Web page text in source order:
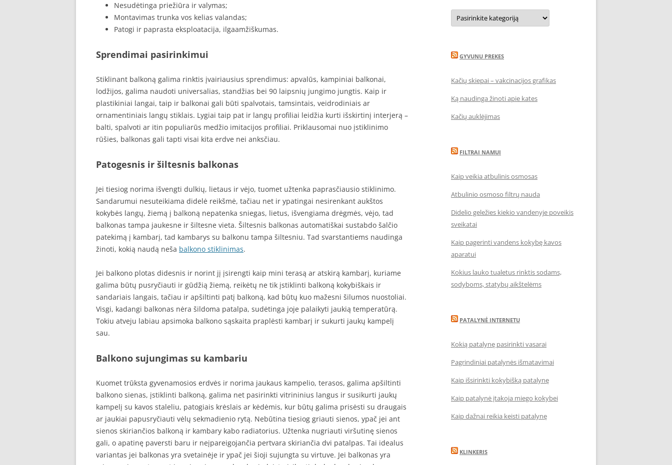
Nesudėtinga priežiūra ir valymas;
Montavimas trunka vos kelias valandas;
Patogi ir paprasta eksploatacija, ilgaamžiškumas.
Sprendimai pasirinkimui
Stiklinant balkoną galima rinktis įvairiausius sprendimus: apvalūs, kampiniai balkonai,
lodžijos, galima naudoti universalias, standžias bei 90 laipsnių jungimo jungtis. Kaip ir
plastikiniai langai, taip ir balkonai gali būti spalvotais, tamsintais, veidrodiniais ar
ornamentiniais langų stiklais. Lygiai taip pat ir langų profiliai leidžia kurti išskirtinį interjerą –
balti, spalvoti ar itin populiarūs medžio imitacijos profiliai. Priklausomai nuo įstiklinimo
rūšies, balkonas gali tapti visai kita erdve nei anksčiau.
Patogesnis ir šiltesnis balkonas
Jei tiesiog norima išvengti dulkių, lietaus ir vėjo, tuomet užtenka paprasčiausio stiklinimo.
Sandarumui nesuteikiama didelė reikšmė, tačiau net ir ypatingai nesirenkant aukštos
kokybės langų, žiemą į balkoną nepatenka sniegas, lietus, išvengiama drėgmės, vėjo, tad
balkonas tampa jaukesne ir šiltesne vieta. Šiltesnis balkonas automatiškai sustabdo šalčio
patekimą į kambarį, tad kambarys su balkonu tampa šiltesniu. Tad svarstantiems naudinga
žinoti, kokią naudą neša balkono stiklinimas.
Jei balkono plotas didesnis ir norint jį įsirengti kaip mini terasą ar atskirą kambarį, kuriame
galima būtų pusryčiauti ir gūdžią žiemą, reikėtų ne tik įstiklinti balkoną kokybiškais ir
sandariais langais, tačiau ir apšiltinti patį balkoną, kad būtų kuo mažesni šilumos nuostoliai.
Visgi, kadangi balkonas nėra šildoma patalpa, sudėtinga joje palaikyti jaukią temperatūrą.
Tokiu atveju labiau apsimoka balkono sąskaita praplėsti kambarį ir sukurti jaukų kampelį
sau.
Balkono sujungimas su kambariu
Kuomet trūksta gyvenamosios erdvės ir norima jaukaus kampelio, terasos, galima apšiltinti
balkono sienas, įstiklinti balkoną, galima net pasirinkti vitrininius langus ir susikurti jaukų
kampelį su kavos staleliu, patogiais krėslais ar kėdėmis, kur būtų galima prisėsti su draugais
ar jaukiai papusryčiauti vėlų sekmadienio rytą. Nebūtina tiesiog griauti sienos, ypač jei ant
sienos skiriančios balkoną ir kambary kabo radiatorius. Užtenka nugriauti viršutinę sienos
gali, o apatinę paversti baru ir neįpareigojančia pertvara skiriančia dvi patalpas. Tai idealus
variantas jei balkonas yra svetainėje ir ypač jei šioji sujungta su virtuve. Jei balkonas yra
Kategorijos
GYVUNU PREKES
Kačių skiepai – vakcinacijos grafikas
Ką naudinga žinoti apie kates
Kačių auklėjimas
FILTRAI NAMUI
Kaip veikia atbulinis osmosas
Atbulinio osmoso filtrų nauda
Didelio geležies kiekio vandenyje poveikis
sveikatai
Kaip pagerinti vandens kokybę kavos
aparatui
Kokius lauko tualetus rinktis sodams,
sodyboms, statybų aikštelėms
PATALYNĖ INTERNETU
Kokią patalynę pasirinkti vasarai
Pagrindiniai patalynės išmatavimai
Kaip išsirinkti kokybišką patalynę
Kaip patalynė įtakoja miego kokybei
Kaip dažnai reikia keisti patalynę
KLINKERIS